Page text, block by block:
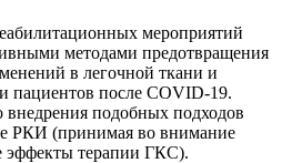
мероприятий
методами предотвращения
в легочной ткани и
пациентов после COVID-19.
внедрения подобных подходов
РКИ (принимая во внимание
эффекты терапии ГКС).